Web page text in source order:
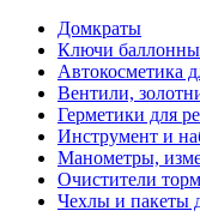
Домкраты
Ключи
Автокосметика
Вентили,
Герметики для
Инструмент и
Манометры,
Очистители
Чехлы и пакеты